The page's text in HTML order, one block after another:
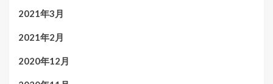
2021年3月
2021年2月
2020年12月